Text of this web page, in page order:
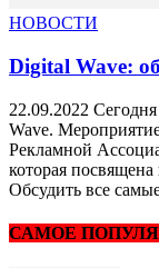
НОВОСТИ
Digital Wave:
22.09.2022
Wave.
Рекламной
которая
Обсудить все
САМОЕ